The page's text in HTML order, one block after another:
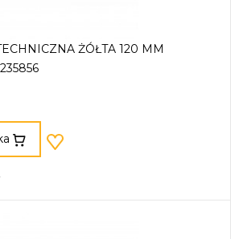
ŻÓŁTA 120 MM